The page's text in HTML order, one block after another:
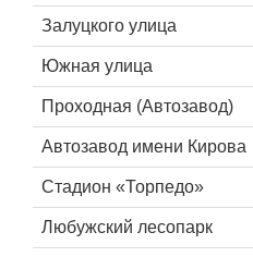
Залуцкого улица
Южная улица
Проходная (Автозавод)
Автозавод имени Кирова
Стадион «Торпедо»
Любужский лесопарк